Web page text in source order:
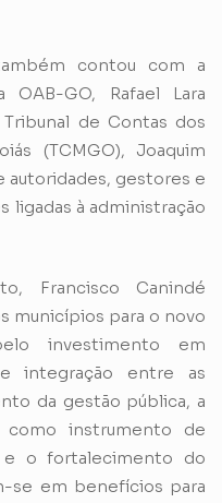
contou com a
GO, Rafael Lara
de Contas dos
(TCMGO), Joaquim
autoridades, gestores e
à administração
Francisco Canindé
municípios para o novo
investimento em
integração entre as
da gestão pública, a
como instrumento de
e o fortalecimento do
se em benefícios para